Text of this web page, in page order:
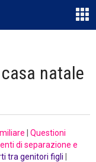
natale
Questioni
di separazione e
tra genitori figli